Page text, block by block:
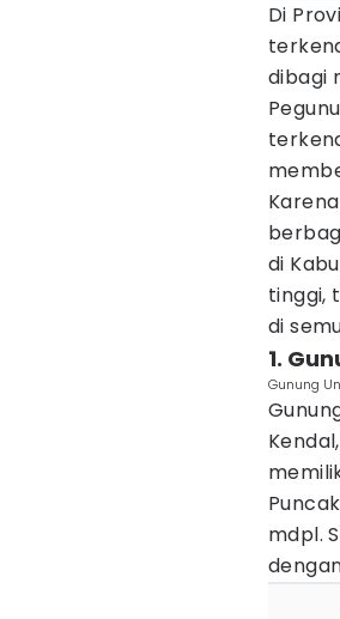
Di
dibagi
di
tinggi,
di
1.
Gunung
mdpl.